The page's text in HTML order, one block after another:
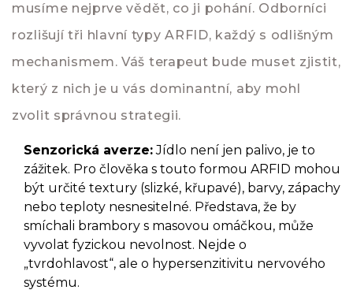
musíme nejprve vědět, co ji pohání. Odborníci
rozlišují tři hlavní typy ARFID, každý s odlišným
mechanismem. Váš terapeut bude muset zjistit,
který z nich je u vás dominantní, aby mohl
zvolit správnou strategii.
Senzorická averze:Jídlo není jen palivo, je to
zážitek. Pro člověka s touto formou ARFID mohou
být určité textury (slizké, křupavé), barvy, zápachy
nebo teploty nesnesitelné. Představa, že by
smíchali brambory s masovou omáčkou, může
vyvolat fyzickou nevolnost. Nejde o
„tvrdohlavost“, ale o hypersenzitivitu nervového
systému.